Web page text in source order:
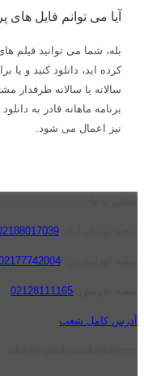
آیا می توانم فایل های
بله، شما می توانید فیلم
کرده اید، دانلود کنید و یا
سالانه یا سالانه طرفدار
برنامه ماهانه قادر به
نیز اعمال می شود.
02128111165
آدرس کامل شعب